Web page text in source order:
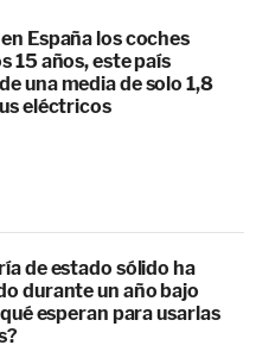
España los coches
15 años, este país
una media de solo 1,8
eléctricos
de estado sólido ha
durante un año bajo
esperan para usarlas